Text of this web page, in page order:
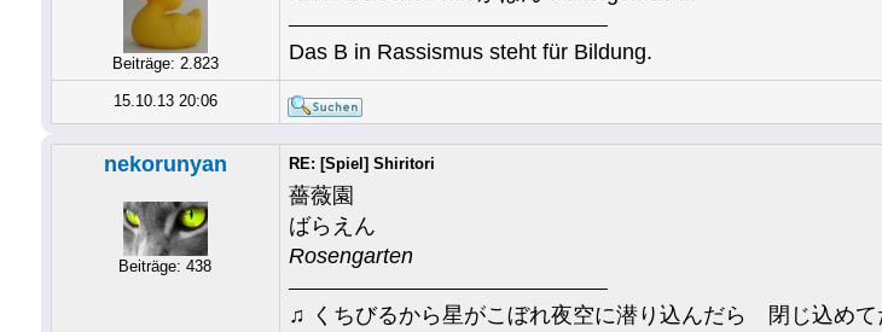
Beiträge: 2.823 Das B in Rassismus steht für Bildung.
15.10.13 20:06
nekorunyan
Beiträge: 438
RE: [Spiel] Shiritori
薔薇園
ばらえん
Rosengarten
♫ くちびるから星がこぼれ夜空に潜り込んだら 閉じ込め